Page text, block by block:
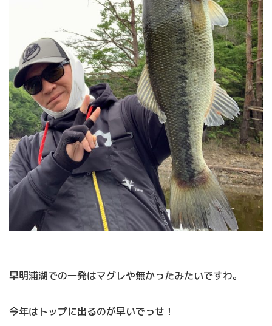
早明浦湖での一発はマグレや無かったみたいですわ。
今年はトップに出るのが早いでっせ！